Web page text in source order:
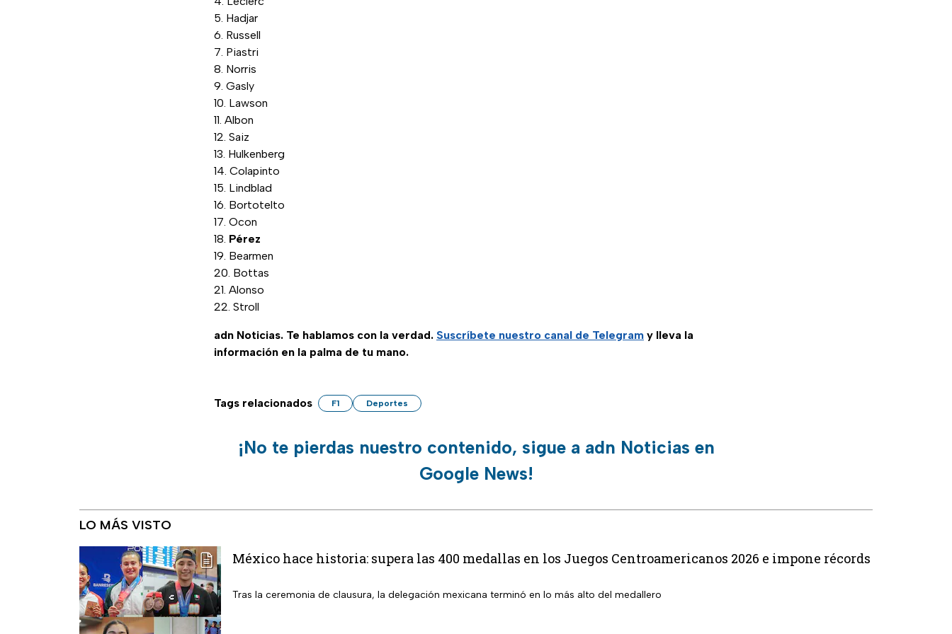
Hadjar
Russell
Piastri
Norris
Gasly
Lawson
Albon
Saiz
Hulkenberg
Colapinto
Lindblad
Bortotelto
Ocon
Pérez
Bearmen
Bottas
Alonso
Stroll
adn Noticias. Te hablamos con la verdad. Suscríbete nuestro canal de Telegram y lleva la
información en la palma de tu mano.
Tags relacionados F1 Deportes
¡No te pierdas nuestro contenido, sigue a adn Noticias en
Google News!
LO MÁS VISTO
México hace historia: supera las 400 medallas en los Juegos Centroamericanos 2026 e impone récords
Tras la ceremonia de clausura, la delegación mexicana terminó en lo más alto del medallero